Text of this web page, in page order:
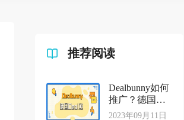
推荐阅读
Dealbunny如何
推广？德国
Deals引流必读
2023年09月11日